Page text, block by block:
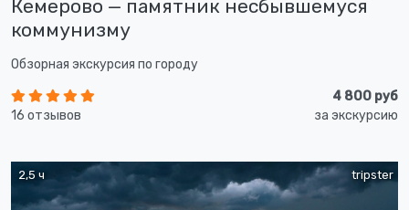
Кемерово — памятник несбывшемуся
коммунизму
Обзорная экскурсия по городу
16 отзывов
4 800 руб
за экскурсию
tripster
2,5 ч